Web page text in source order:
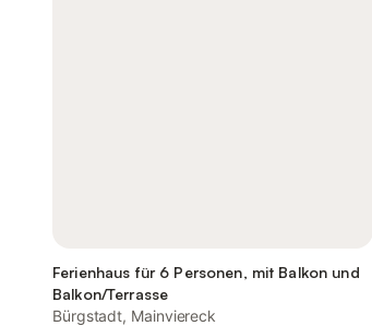
Ferienhaus für 6 Personen, mit Balkon und
Balkon/Terrasse
Bürgstadt, Mainviereck